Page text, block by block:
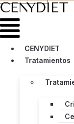
Menú
CENYDIET
Tratamientos